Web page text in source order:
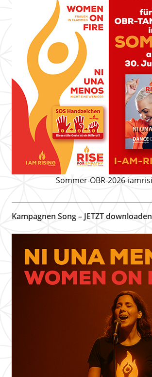
Sommer-OBR-2026-
Kampagnen Song – JETZT